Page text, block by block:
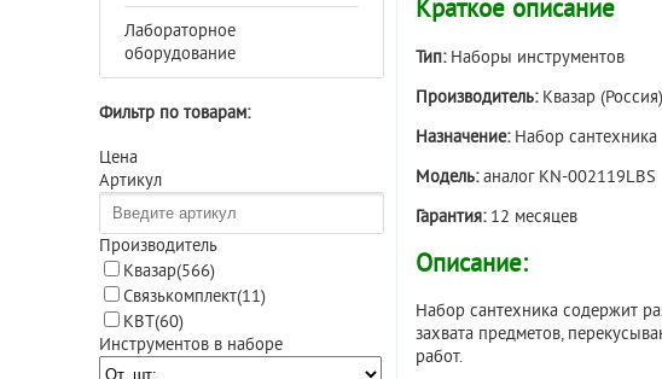
Лабораторное
оборудование
Фильтр по товарам:
Цена
Артикул
Производитель
Квазар(566)
Связькомплект(11)
КВТ(60)
Инструментов в наборе
Краткое описание
Тип: Наборы инструментов
Производитель: Квазар (Россия)
Назначение: Набор сантехника
Модель:аналог KN-002119LBS
Гарантия:12 месяцев
Описание:
Набор сантехника содержит
захвата предметов,
работ.